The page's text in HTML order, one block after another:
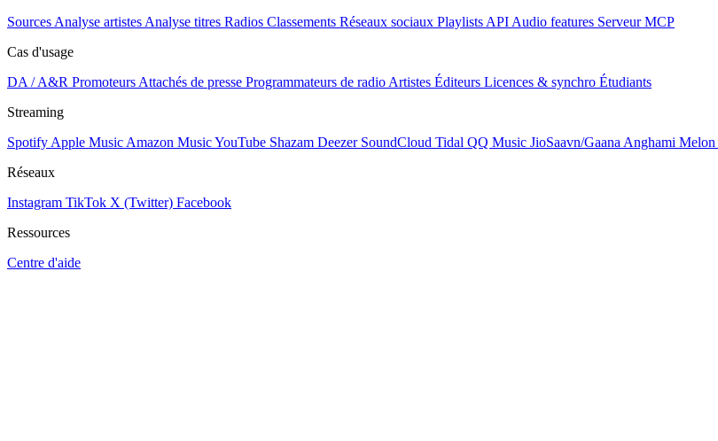
Sources Analyse artistes Analyse titres Radios Classements Réseaux sociaux Playlists API Audio features Serveur MCP
Cas d'usage
DA / A&R Promoteurs Attachés de presse Programmateurs de radio Artistes Éditeurs Licences & synchro Étudiants
Streaming
Spotify Apple Music Amazon MusicYouTube Shazam Deezer SoundCloud Tidal QQ Music JioSaavn/Gaana Anghami Melon
Réseaux
Instagram TikTok X (Twitter) Facebook
Ressources
Centre d'aide